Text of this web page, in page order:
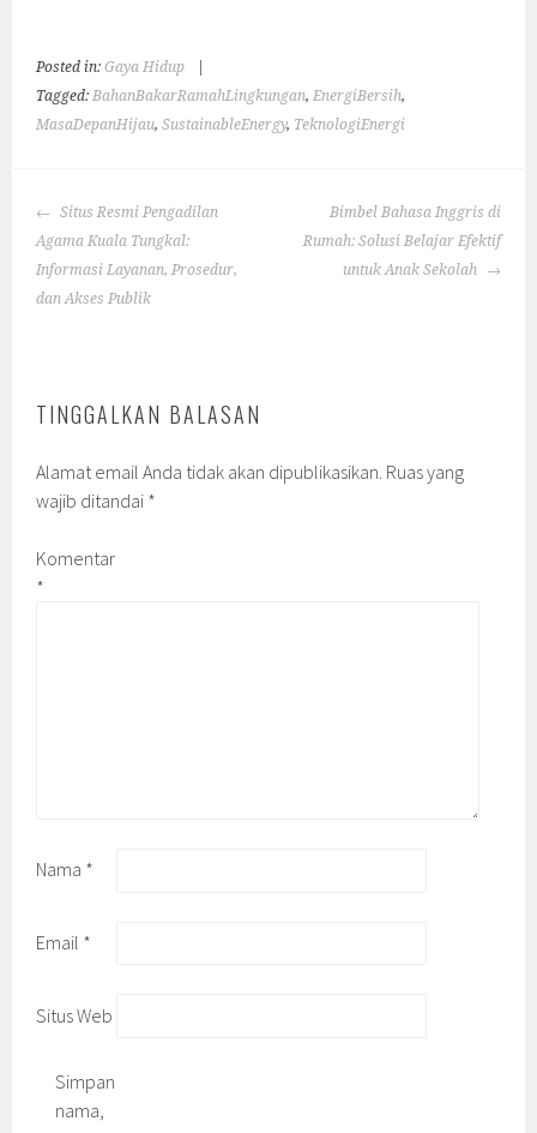
Posted in:Gaya Hidup
Tagged:BahanBakarRamahLingkungan,EnergiBersih,
MasaDepanHijau,SustainableEnergy, TeknologiEnergi
POST
NAVIGATION
Situs Resmi Pengadilan
Agama Kuala Tungkal:
Informasi Layanan, Prosedur,
dan Akses Publik
Bimbel Bahasa Inggris di
Rumah: Solusi Belajar Efektif
untuk Anak Sekolah
TINGGALKAN BALASAN
Alamat email Anda tidak akan dipublikasikan. Ruas yang
wajib ditandai *
Komentar
*
Nama *
Email *
Situs Web
Simpan
nama,